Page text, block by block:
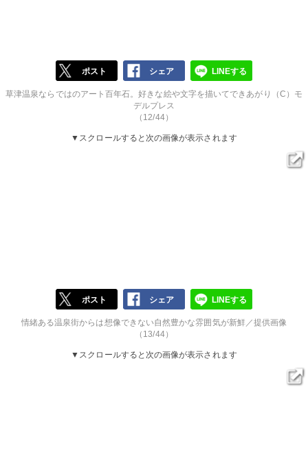
ポスト シェア LINEする
草津温泉ならではのアート百年石。好きな絵や文字を描いてできあがり（C）モ
デルプレス
（12/44）
▼スクロールすると次の画像が表示されます
ポスト シェア LINEする
情緒ある温泉街からは想像できない自然豊かな雰囲気が新鮮／提供画像
（13/44）
▼スクロールすると次の画像が表示されます